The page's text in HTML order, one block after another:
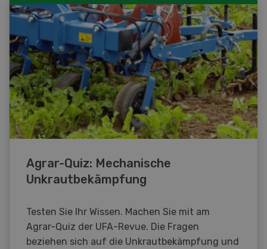
Agrar-Quiz: Mechanische
Unkrautbekämpfung
Testen Sie Ihr Wissen. Machen Sie mit am
Agrar-Quiz der UFA-Revue. Die Fragen
beziehen sich auf die Unkrautbekämpfung und